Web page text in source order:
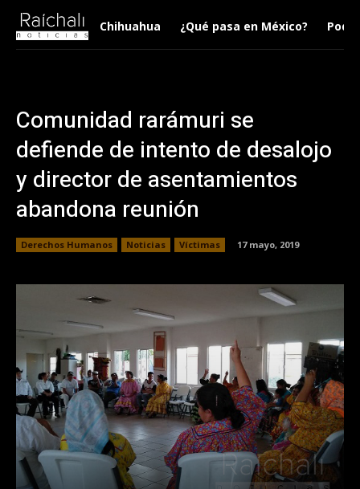
Chihuahua ¿Qué pasa en México?
Comunidad rarámuri se
defiende de intento de desalojo
y director de asentamientos
abandona reunión
Derechos Humanos Noticias Víctimas 17 mayo, 2019